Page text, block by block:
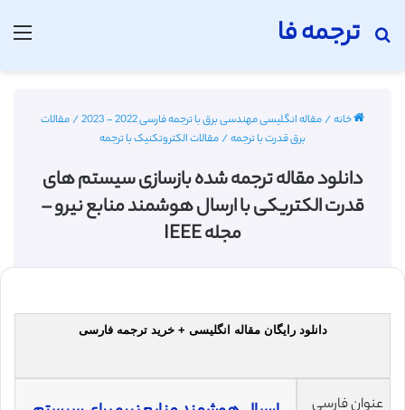
ترجمه فا
جستجو برای
خانه/مقاله انگلیسی مهندسی برق با ترجمه فارسی 2022 - 2023 /مقالات
برق قدرت با ترجمه/مقالات الکتروتکنیک با ترجمه
دانلود مقاله ترجمه شده بازسازی سیستم های
قدرت الکتریکی با ارسال هوشمند منابع نیرو –
مجله IEEE
دانلود رایگان مقاله انگلیسی + خرید ترجمه فارسی
عنوان فارسی